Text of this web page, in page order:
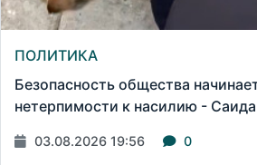
ПОЛИТИКА
Безопасность общества
нетерпимости к насилию -
03.08.2026 19:56 0